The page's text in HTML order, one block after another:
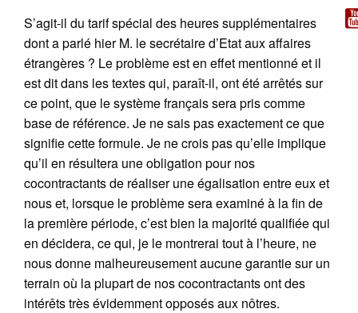
S’agit-il du tarif spécial des heures supplémentaires
dont a parlé hier M. le secrétaire d’Etat aux affaires
étrangères ? Le problème est en effet mentionné et il
est dit dans les textes qui, paraît-il, ont été arrêtés sur
ce point, que le système français sera pris comme
base de référence. Je ne sais pas exactement ce que
signifie cette formule. Je ne crois pas qu’elle implique
qu’il en résultera une obligation pour nos
cocontractants de réaliser une égalisation entre eux et
nous et, lorsque le problème sera examiné à la fin de
la première période, c’est bien la majorité qualifiée qui
en décidera, ce qui, je le montrerai tout à l’heure, ne
nous donne malheureusement aucune garantie sur un
terrain où la plupart de nos cocontractants ont des
intérêts très évidemment opposés aux nôtres.